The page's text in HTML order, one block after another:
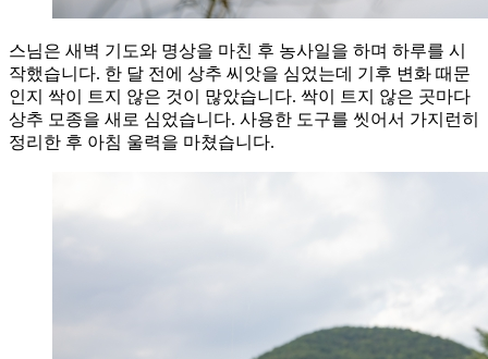
스님은 새벽 기도와 명상을 마친 후 농사일을 하며 하루를 시
작했습니다. 한 달 전에 상추 씨앗을 심었는데 기후 변화 때문
인지 싹이 트지 않은 것이 많았습니다. 싹이 트지 않은 곳마다
상추 모종을 새로 심었습니다. 사용한 도구를 씻어서 가지런히
정리한 후 아침 울력을 마쳤습니다.